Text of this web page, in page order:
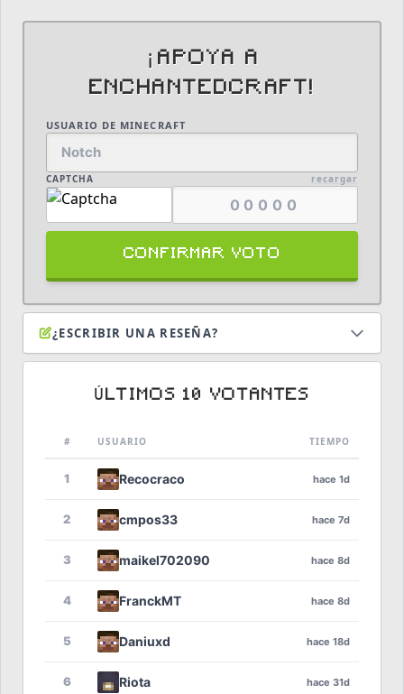
¡APOYA A
ENCHANTEDCRAFT!
USUARIO DE MINECRAFT
CAPTCHA recargar
CONFIRMAR VOTO
¿ESCRIBIR UNA RESEÑA?
ÚLTIMOS 10 VOTANTES
# USUARIO TIEMPO
1 Recocraco hace 1d
2 cmpos33 hace 7d
3 maikel702090 hace 8d
4 FranckMT hace 8d
5 Daniuxd hace 18d
6 Riota hace 31d